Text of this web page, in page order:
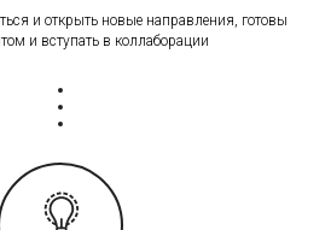
и открыть новые направления, готовы
и вступать в коллаборации